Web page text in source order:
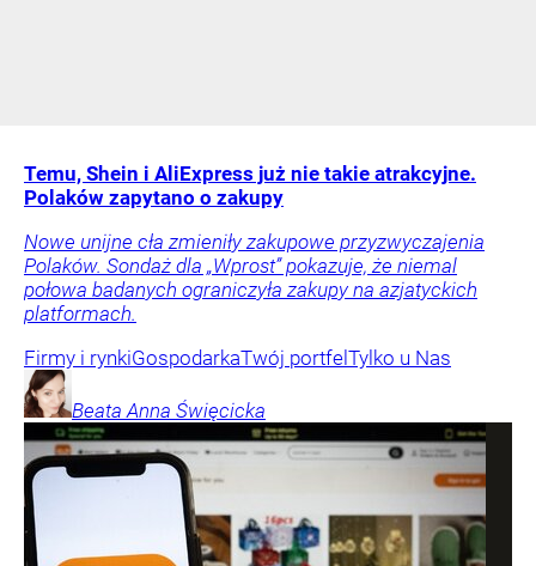
Temu, Shein i AliExpress już nie takie atrakcyjne.
Polaków zapytano o zakupy
Nowe unijne cła zmieniły zakupowe przyzwyczajenia
Polaków. Sondaż dla „Wprost” pokazuje, że niemal
połowa badanych ograniczyła zakupy na azjatyckich
platformach.
Firmy i rynkiGospodarkaTwój portfel Tylko u Nas
Beata Anna Święcicka